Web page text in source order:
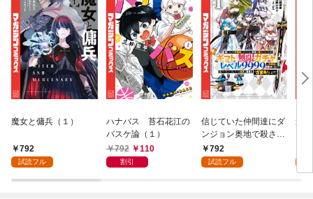
魔女と傭兵（１）
792
試読フル
ハナバス 苔石花江の
バスケ論（１）
792
110
割引
信じていた仲間達にダ
ンジョン奥地で殺され
かけたがギフト『無限
ガチャ』でレベル９９
792
試読フル
追
強
～